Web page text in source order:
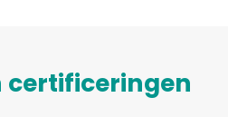
certificeringen